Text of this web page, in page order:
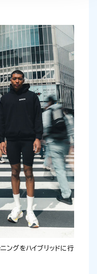
ニングをハイブリッドに行